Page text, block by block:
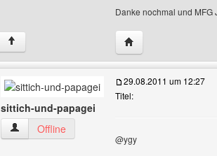
Danke nochmal und MFG
↑ Website dieses
sittich-und-papagei
sittich-und-papagei Benutzer-Profile anzeigen
Offline
29.08.2011 um 12:27
Titel:
@ygy